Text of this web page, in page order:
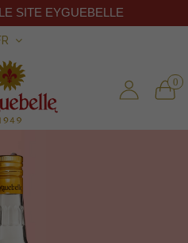
0
SITE EYGUEBELLE